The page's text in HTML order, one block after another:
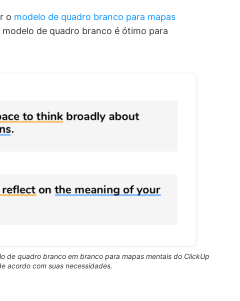
o modelo de quadro branco para mapas
modelo de quadro branco é ótimo para
de quadro branco em branco para mapas mentais do ClickUp
acordo com suas necessidades.